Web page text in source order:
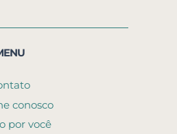
conosco
por você